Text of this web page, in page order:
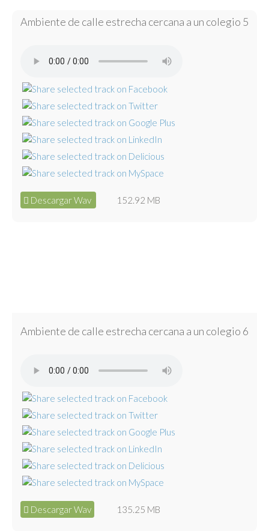
Ambiente de calle estrecha cercana a un colegio 5
Descargar Wav 152.92 MB
Ambiente de calle estrecha cercana a un colegio 6
Descargar Wav 135.25 MB